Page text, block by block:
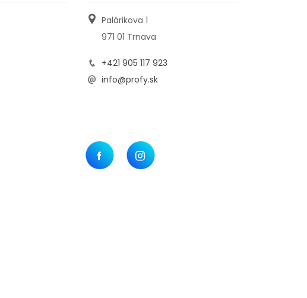
Palárikova 1
971 01 Trnava
+421 905 117 923
info@profy.sk